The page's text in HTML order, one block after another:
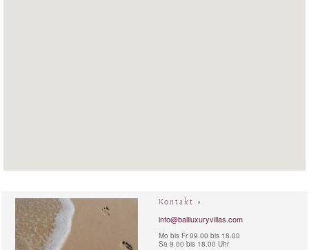
Kontakt »
info@baliluxuryvillas.com
Mo bis Fr 09.00 bis 18.00
Sa 9.00 bis 18.00 Uhr